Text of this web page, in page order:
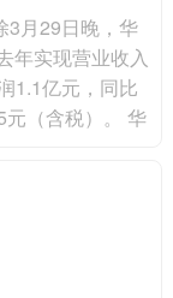
3月29日晚，华
年实现营业收入
1.1亿元，同比
（含税）。 华